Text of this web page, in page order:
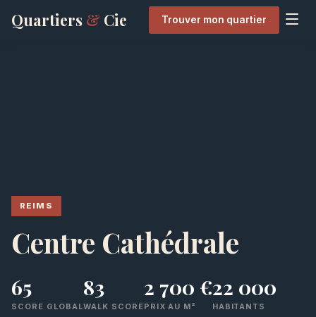
Quartiers & Cie Trouver mon quartier
REIMS
Centre Cathédrale
65
SCORE GLOBAL
83
WALK SCORE
2 700 €
PRIX AU M²
22 000
HABITANTS